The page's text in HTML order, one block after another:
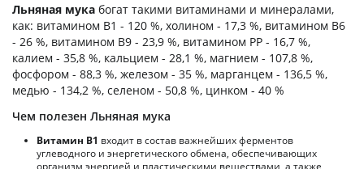
Льняная мука богат такими витаминами и минералами,
как: витамином B1 - 120 %, холином - 17,3 %, витамином B6
- 26 %, витамином B9 - 23,9 %, витамином PP - 16,7 %,
калием - 35,8 %, кальцием - 28,1 %, магнием - 107,8 %,
фосфором - 88,3 %, железом - 35 %, марганцем - 136,5 %,
медью - 134,2 %, селеном - 50,8 %, цинком - 40 %
Чем полезен Льняная мука
Витамин В1 входит в состав важнейших ферментов
углеводного и энергетического обмена, обеспечивающих
организм энергией и пластическими веществами, а также